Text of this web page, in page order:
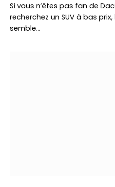
Si vous n’êtes pas fan de
recherchez un SUV à bas
semble…